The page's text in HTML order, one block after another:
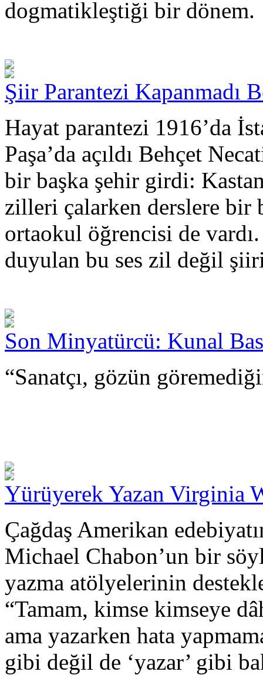
dogmatikleştiği bir dönem.
Şiir Parantezi Kapanmadı
Hayat parantezi 1916’da
Paşa’da açıldı Behçet
bir başka şehir girdi:
zilleri çalarken derslere bir
ortaokul öğrencisi de
duyulan bu ses zil değil
Son Minyatürcü: Kunal
“Sanatçı, gözün
Yürüyerek Yazan Virginia
Çağdaş Amerikan
Michael Chabon’un bir
yazma atölyelerinin
“Tamam, kimse kimseye
ama yazarken hata
gibi değil de ‘yazar’ gibi